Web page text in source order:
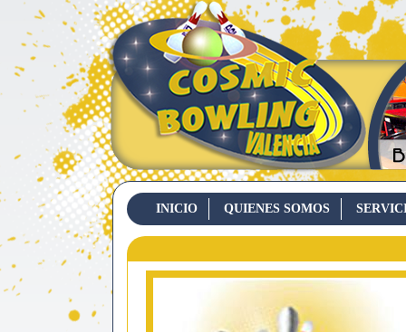
INICIO QUIENES SOMOS
CONTACTO